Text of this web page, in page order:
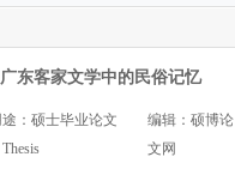
广东客家文学中的民俗记忆
：硕士毕业论文
编辑：硕博论
文网